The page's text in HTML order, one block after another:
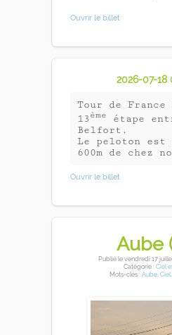
Ouvrir le billet
2026-07-18
Tour de
13 ème
étape
Belfort.
Le peloton est
600m de chez
Ouvrir le billet
Aube
Publiéle vendredi 17
Catégorie : Ciel
Mots-clés : Aube Ciel